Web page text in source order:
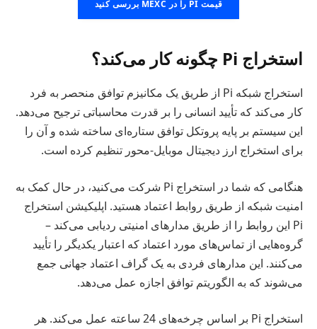
قیمت PI را در MEXC بررسی کنید
استخراج Pi چگونه کار می‌کند؟
استخراج شبکه Pi از طریق یک مکانیزم توافق منحصر به فرد
کار می‌کند که تأیید انسانی را بر قدرت محاسباتی ترجیح می‌دهد.
این سیستم بر پایه پروتکل توافق ستاره‌ای ساخته شده و آن را
برای استخراج ارز دیجیتال موبایل-محور تنظیم کرده است.
هنگامی که شما در استخراج Pi شرکت می‌کنید، در حال کمک به
امنیت شبکه از طریق روابط اعتماد هستید. اپلیکیشن استخراج
Pi این روابط را از طریق مدارهای امنیتی ردیابی می‌کند –
گروه‌هایی از تماس‌های مورد اعتماد که اعتبار یکدیگر را تأیید
می‌کنند. این مدارهای فردی به یک گراف اعتماد جهانی جمع
می‌شوند که به الگوریتم توافق اجازه عمل می‌دهد.
استخراج Pi بر اساس چرخه‌های 24 ساعته عمل می‌کند. هر